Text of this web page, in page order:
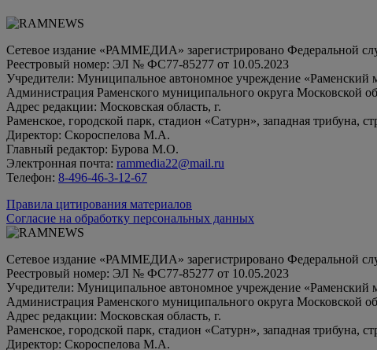
Сетевое издание «РАММЕДИА» зарегистрировано Федеральной
Реестровый номер: ЭЛ № ФС77-85277 от 10.05.2023
Учредители: Муниципальное автономное учреждение «Раменский
Администрация Раменского муниципального округа Московской
Адрес редакции: Московская область, г.
Раменское, городской парк, стадион «Сатурн», западная трибуна,
Директор: Скороспелова М.А.
Главный редактор: Бурова М.О.
Электронная почта: rammedia22@mail.ru
Телефон: 8-496-46-3-12-67
Правила цитирования материалов
Согласие на обработку персональных данных
Сетевое издание «РАММЕДИА» зарегистрировано Федеральной
Реестровый номер: ЭЛ № ФС77-85277 от 10.05.2023
Учредители: Муниципальное автономное учреждение «Раменский
Администрация Раменского муниципального округа Московской
Адрес редакции: Московская область, г.
Раменское, городской парк, стадион «Сатурн», западная трибуна,
Директор: Скороспелова М.А.